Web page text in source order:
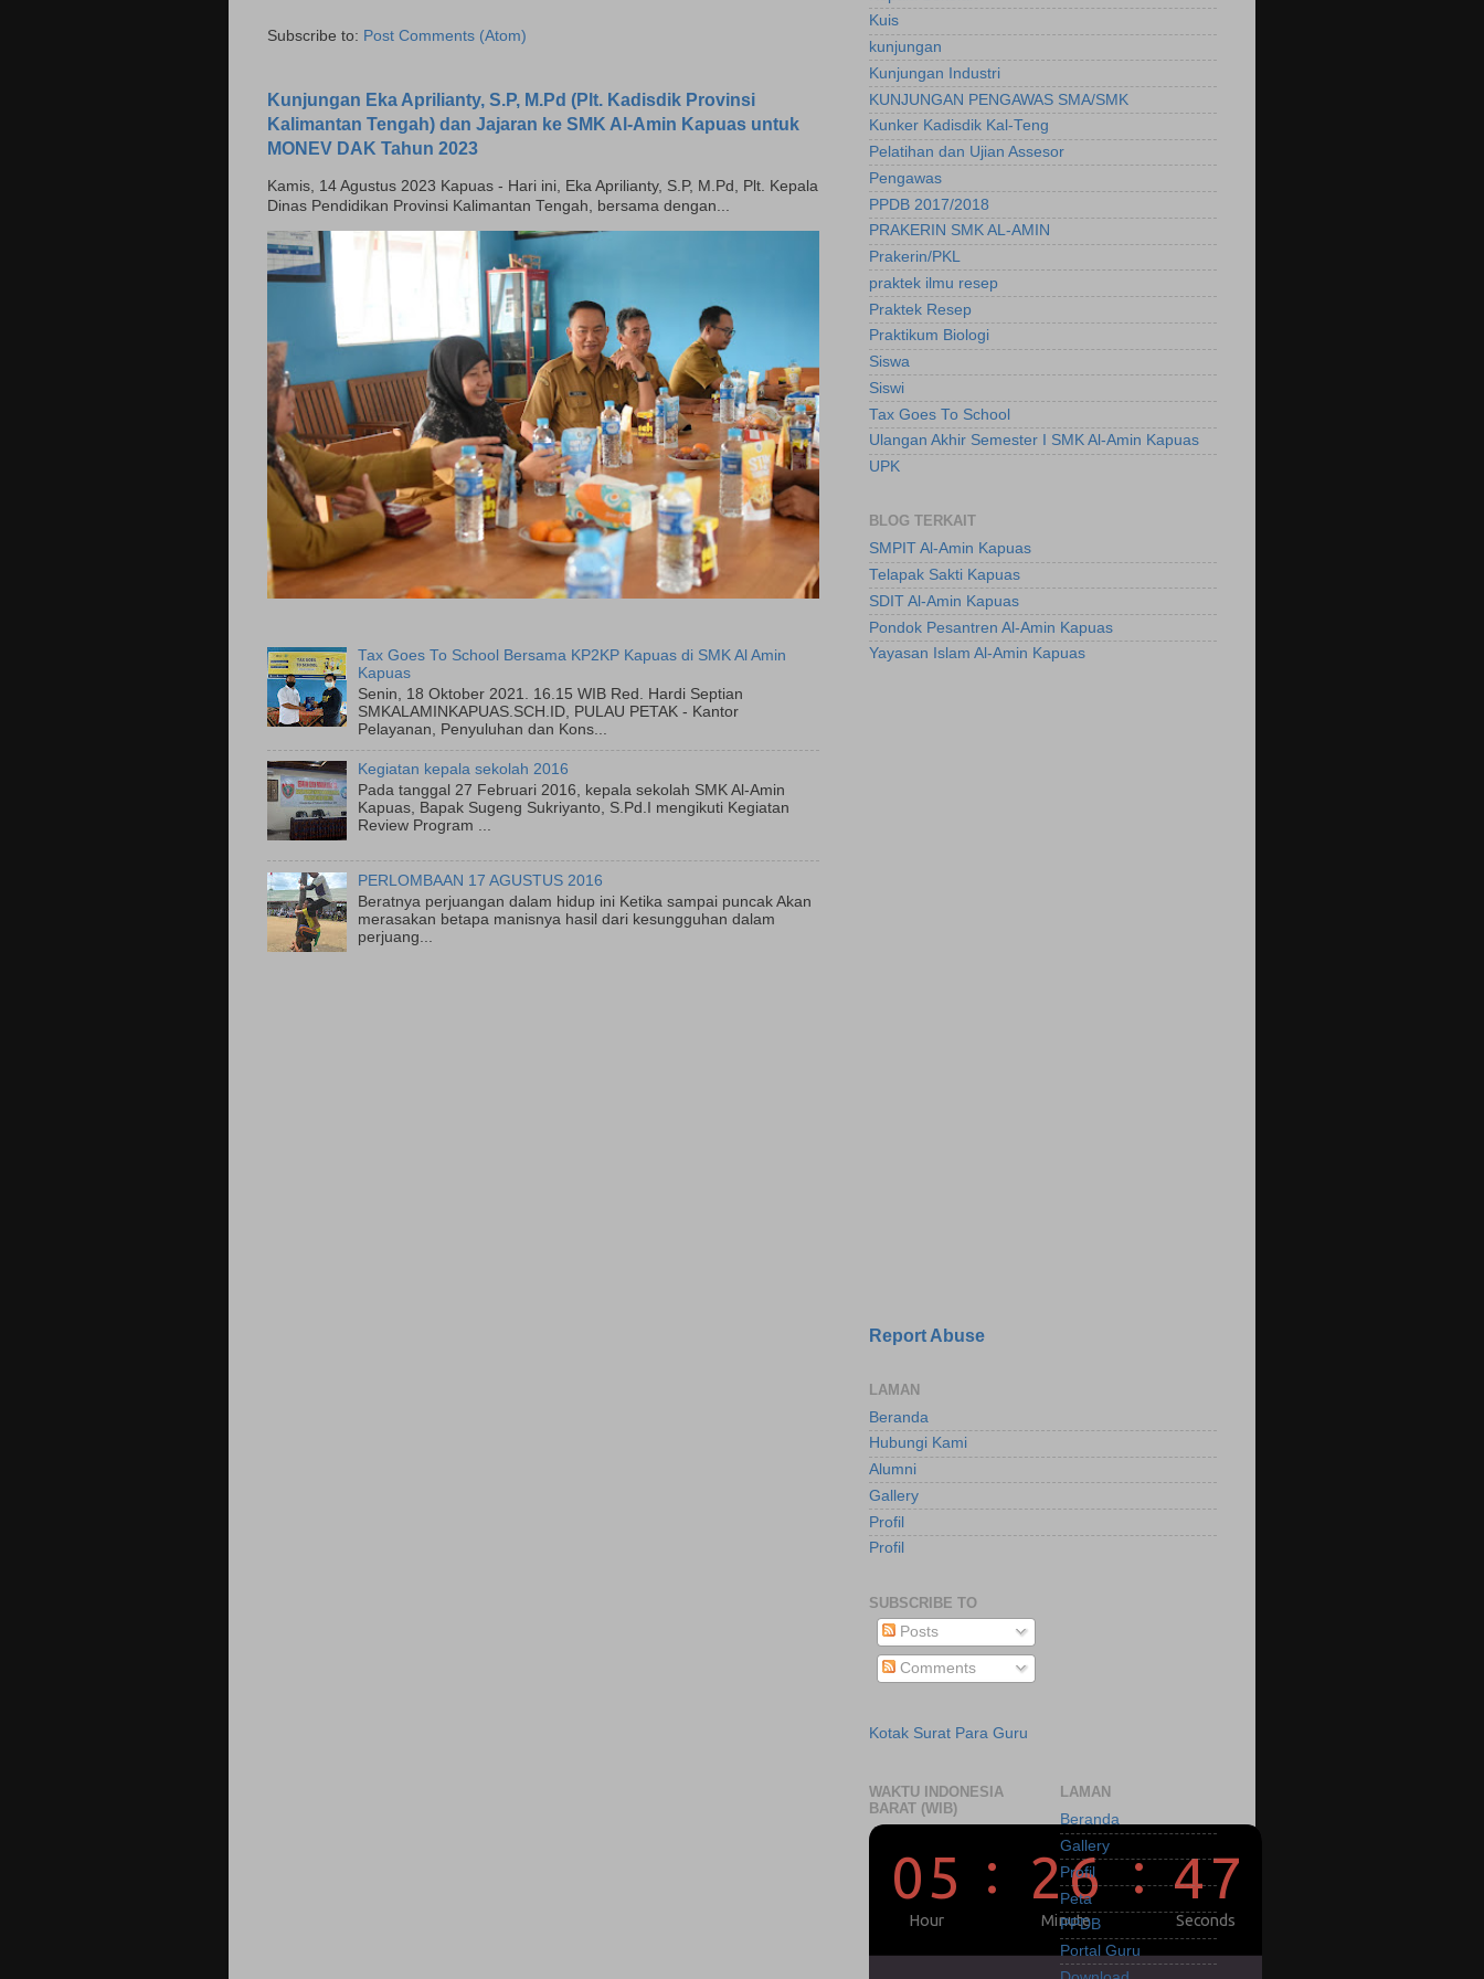
Subscribe to: Post Comments (Atom)
Kunjungan Eka Aprilianty, S.P, M.Pd (Plt. Kadisdik Provinsi
Kalimantan Tengah) dan Jajaran ke SMK Al-Amin Kapuas untuk
MONEV DAK Tahun 2023
Kamis, 14 Agustus 2023 Kapuas - Hari ini, Eka Aprilianty, S.P, M.Pd, Plt. Kepala
Dinas Pendidikan Provinsi Kalimantan Tengah, bersama dengan...
Tax Goes To School Bersama KP2KP Kapuas di SMK Al Amin
Kapuas
Senin, 18 Oktober 2021. 16.15 WIB Red. Hardi Septian
SMKALAMINKAPUAS.SCH.ID, PULAU PETAK - Kantor
Pelayanan, Penyuluhan dan Kons...
Kegiatan kepala sekolah 2016
Pada tanggal 27 Februari 2016, kepala sekolah SMK Al-Amin
Kapuas, Bapak Sugeng Sukriyanto, S.Pd.I mengikuti Kegiatan
Review Program ...
PERLOMBAAN 17 AGUSTUS 2016
Beratnya perjuangan dalam hidup ini Ketika sampai puncak Akan
merasakan betapa manisnya hasil dari kesungguhan dalam
perjuang...
Kuis
kunjungan
Kunjungan Industri
KUNJUNGAN PENGAWAS SMA/SMK
Kunker Kadisdik Kal-Teng
Pelatihan dan Ujian Assesor
Pengawas
PPDB 2017/2018
PRAKERIN SMK AL-AMIN
Prakerin/PKL
praktek ilmu resep
Praktek Resep
Praktikum Biologi
Siswa
Siswi
Tax Goes To School
Ulangan Akhir Semester I SMK Al-Amin Kapuas
UPK
BLOG TERKAIT
SMPIT Al-Amin Kapuas
Telapak Sakti Kapuas
SDIT Al-Amin Kapuas
Pondok Pesantren Al-Amin Kapuas
Yayasan Islam Al-Amin Kapuas
Report Abuse
LAMAN
Beranda
Hubungi Kami
Alumni
Gallery
Profil
Profil
SUBSCRIBE TO
Posts
Comments
Kotak Surat Para Guru
WAKTU INDONESIA
BARAT (WIB)
LAMAN
Beranda
Gallery
Profil
Peta
PPDB
Portal Guru